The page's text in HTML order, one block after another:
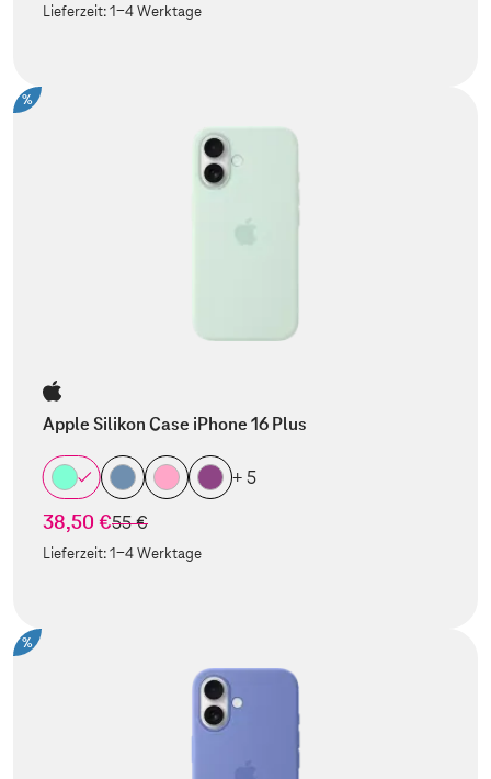
Lieferzeit:1-4 Werktage
%
Apple Silikon Case iPhone 16 Plus
+ 5
38,50 €statt
55 €
Lieferzeit:1-4 Werktage
%